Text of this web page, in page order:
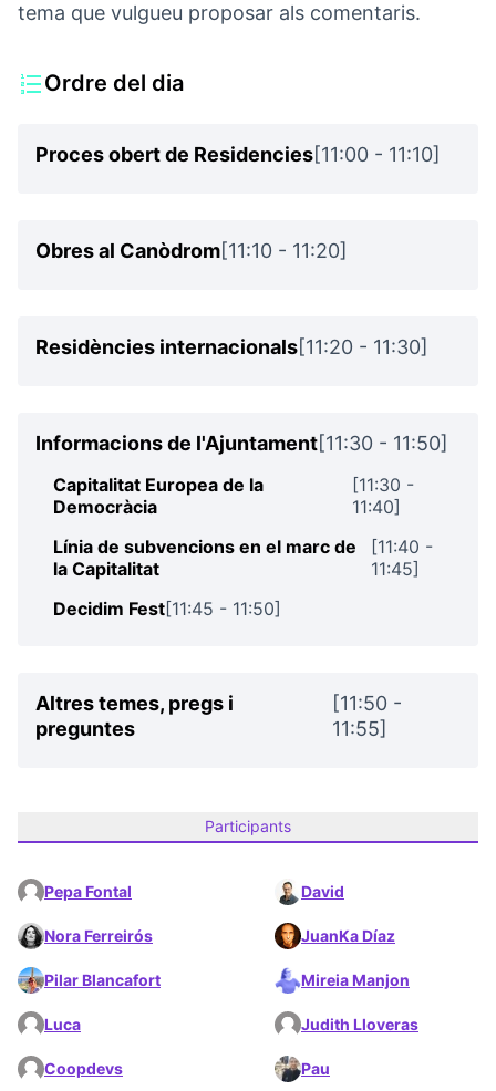
tema que vulgueu proposar als comentaris.
Ordre del dia
Proces obert de Residencies[11:00 - 11:10]
Obres al Canòdrom[11:10 - 11:20]
Residències internacionals[11:20 - 11:30]
Informacions de l'Ajuntament[11:30 - 11:50]
Capitalitat Europea de la
Democràcia
[11:30 -
11:40]
Línia de subvencions en el marc de
la Capitalitat
[11:40 -
11:45]
Decidim Fest[11:45 - 11:50]
Altres temes, pregs i
preguntes
[11:50 -
11:55]
Participants
Pepa Fontal David
Nora Ferreirós JuanKa Díaz
Pilar Blancafort Mireia Manjon
Luca Judith Lloveras
Coopdevs Pau